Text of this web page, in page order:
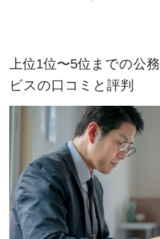
上位1位〜5位までの公
ビスの口コミと評判